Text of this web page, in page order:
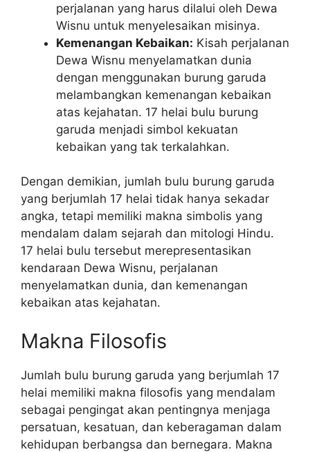
perjalanan yang harus dilalui oleh Dewa
Wisnu untuk menyelesaikan misinya.
Kemenangan Kebaikan: Kisah perjalanan
Dewa Wisnu menyelamatkan dunia
dengan menggunakan burung garuda
melambangkan kemenangan kebaikan
atas kejahatan. 17 helai bulu burung
garuda menjadi simbol kekuatan
kebaikan yang tak terkalahkan.
Dengan demikian, jumlah bulu burung garuda
yang berjumlah 17 helai tidak hanya sekadar
angka, tetapi memiliki makna simbolis yang
mendalam dalam sejarah dan mitologi Hindu.
17 helai bulu tersebut merepresentasikan
kendaraan Dewa Wisnu, perjalanan
menyelamatkan dunia, dan kemenangan
kebaikan atas kejahatan.
Makna Filosofis
Jumlah bulu burung garuda yang berjumlah 17
helai memiliki makna filosofis yang mendalam
sebagai pengingat akan pentingnya menjaga
persatuan, kesatuan, dan keberagaman dalam
kehidupan berbangsa dan bernegara. Makna